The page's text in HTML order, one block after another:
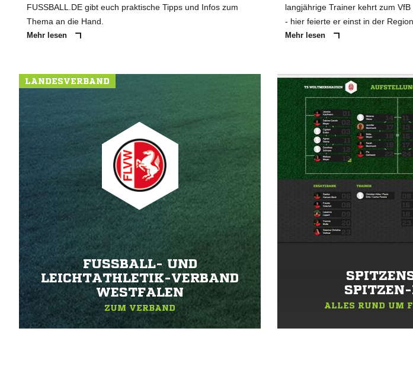
FUSSBALL.DE gibt euch praktische Tipps und Infos zum
Thema an die Hand.
Mehr lesen
langjährige Trainer kehrt zum
- hier feierte er einst in der
Mehr lesen
LANDESVERBAND
FUSSBALL- UND L
EICHTATHLETIK-VERBAND W
ESTFALEN
ZUM VERBAND
SPITZEN-
ALLES RUND UM